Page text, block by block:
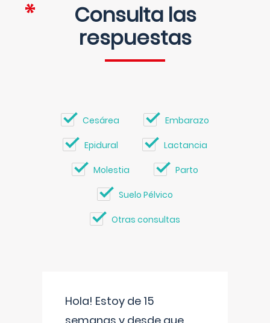
Consulta las
respuestas
Cesárea Embarazo
Epidural Lactancia
Molestia Parto
Suelo Pélvico
Otras consultas
Hola! Estoy de 15